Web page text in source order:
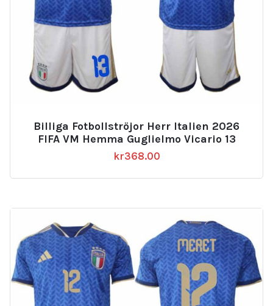
Billiga Fotbollströjor Herr Italien 2026
FIFA VM Hemma Guglielmo Vicario 13
kr368.00